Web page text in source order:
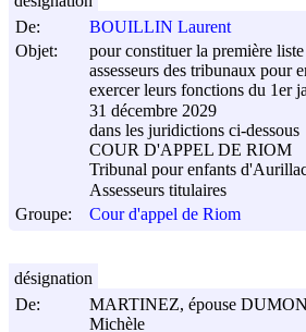
De:
BOUILLIN Laurent
Objet:
pour constituer la première
assesseurs des tribunaux pour
exercer leurs fonctions du 1er
31 décembre 2029
dans les juridictions ci-dessous
COUR D'APPEL DE RIOM
Tribunal pour enfants
Assesseurs titulaires
Groupe:
Cour d'appel de Riom
De:
MARTINEZ, épouse
Michèle
désignation